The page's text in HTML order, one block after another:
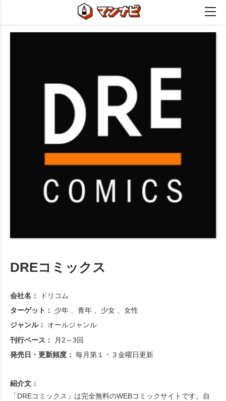
DREコミックス
会社名：
ドリコム
ターゲット：
少年 青年 少女
女性
ジャンル：
オールジャンル
刊行ベース：
月2～3回
発売日・更新頻度： 毎月第１・３金曜日更新
紹介文：
「DREコミックス」は完全無料のWEBコミックサイトです。自